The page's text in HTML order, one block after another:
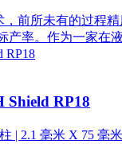
，前所未有的过
率。作为一家在
RP18
| 2.1 毫米 X 75